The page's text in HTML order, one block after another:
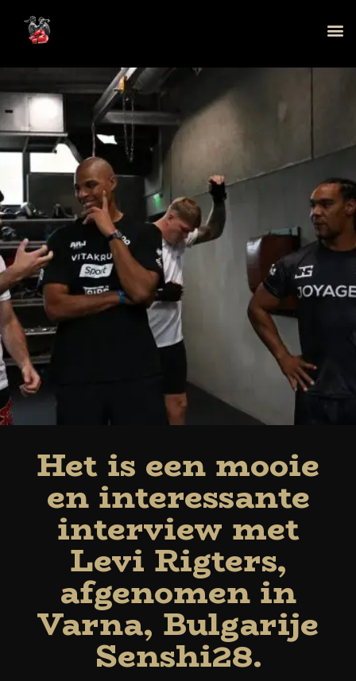
Het is een mooie
en interessante
interview met
Levi Rigters,
afgenomen in
Varna, Bulgarije
Senshi28.